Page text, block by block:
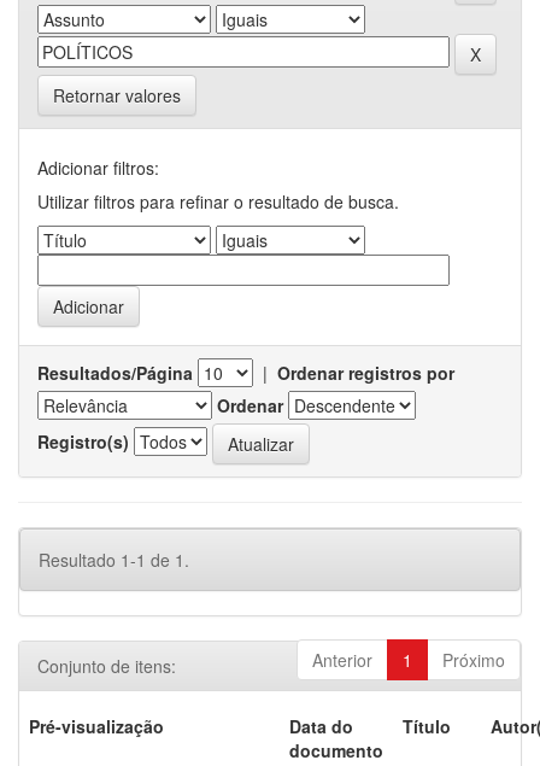
Retornar valores
Adicionar filtros:
Utilizar filtros para refinar o resultado de busca.
Resultados/Página | Ordenar registros por
Ordenar
Registro(s)
Resultado 1-1 de 1.
Anterior 1 Próximo
Conjunto de itens:
Pré-visualização
Data do
documento
Título